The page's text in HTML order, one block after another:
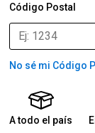
Código Postal
No sé mi Código
A todo el país
de pago
Frecuentes
comprar?
medir tu talle?